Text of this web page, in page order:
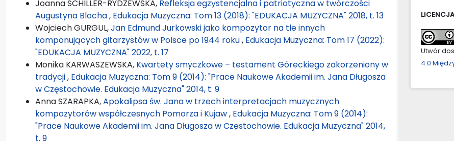
Joanna SCHILLER-RYDZEWSKA, Refleksja egzystencjalna i patriotyczna w twórczości
Augustyna Blocha, Edukacja Muzyczna: Tom 13 (2018): "EDUKACJA MUZYCZNA" 2018, t. 13
Wojciech GURGUL,Jan Edmund Jurkowski jako kompozytor na tle innych
komponujących gitarzystów w Polsce po 1944 roku, Edukacja Muzyczna: Tom 17 (2022):
"EDUKACJA MUZYCZNA" 2022, t. 17
Monika KARWASZEWSKA, Kwartety smyczkowe – testament Góreckiego zakorzeniony w
tradycji, Edukacja Muzyczna: Tom 9 (2014): "Prace Naukowe Akademii im. Jana Długosza
w Częstochowie. Edukacja Muzyczna" 2014, t. 9
Anna SZARAPKA,Apokalipsa św. Jana w trzech interpretacjach muzycznych
kompozytorów współczesnych Pomorza i Kujaw, Edukacja Muzyczna: Tom 9 (2014):
"Prace Naukowe Akademii im. Jana Długosza w Częstochowie. Edukacja Muzyczna" 2014,
t. 9
LICENCJA
Utwór
4.0